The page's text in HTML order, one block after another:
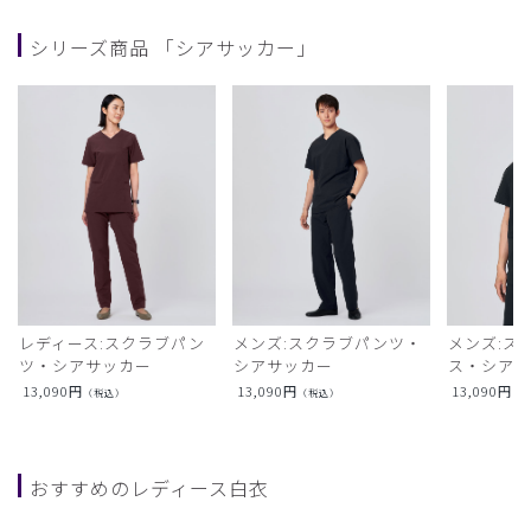
シリーズ商品 「シアサッカー」
レディース:スクラブパン
ツ・シアサッカー
13,090円 （税込）
メンズ:スクラブパンツ・
シアサッカー
13,090円 （税込）
メンズ:ス
ス・シア
13,090円
おすすめのレディース白衣